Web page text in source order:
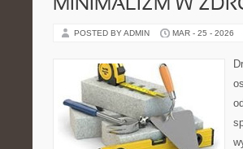
MINIMALIZM W
POSTED BY ADMIN MAR - 25 - 2026